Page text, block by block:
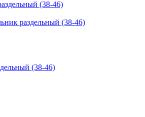
раздельный (38-46)
(38-46)